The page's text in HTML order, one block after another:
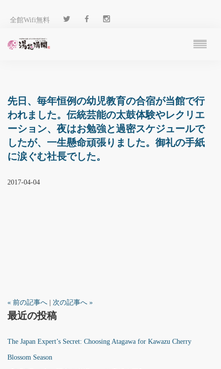
全館Wifi無料
客 室
温 泉
料 理
施 設
アクセス
ブログ
ENGLISH
先日、毎年恒例の幼児教育の合宿が当館で行
われました。伝統芸能の太鼓体験やレクリエ
ーション、夜はお勉強と過密スケジュールで
したが、一生懸命頑張りました。御礼の手紙
に涙ぐむ社長でした。
2017-04-04
« 前の記事へ 次の記事へ »
最近の投稿
The Japan Expert’s Secret: Choosing Atagawa for Kawazu Cherry
Blossom Season